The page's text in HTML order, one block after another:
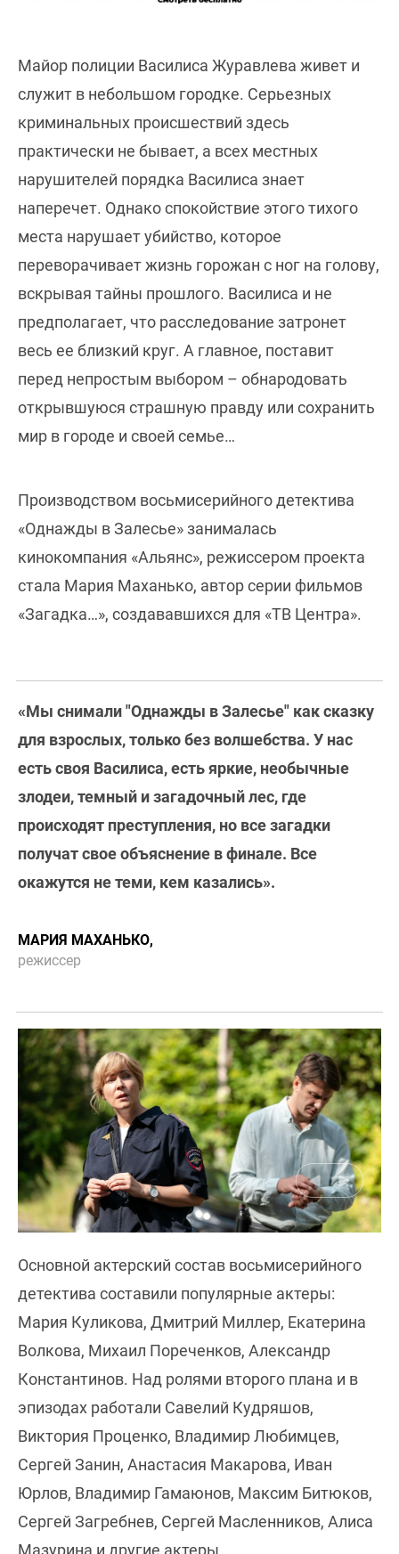
Майор полиции Василиса Журавлева живет и
служит в небольшом городке. Серьезных
криминальных происшествий здесь
практически не бывает, а всех местных
нарушителей порядка Василиса знает
наперечет. Однако спокойствие этого тихого
места нарушает убийство, которое
переворачивает жизнь горожан с ног на голову,
вскрывая тайны прошлого. Василиса и не
предполагает, что расследование затронет
весь ее близкий круг. А главное, поставит
перед непростым выбором – обнародовать
открывшуюся страшную правду или сохранить
мир в городе и своей семье…
Производством восьмисерийного детектива
«Однажды в Залесье» занималась
кинокомпания «Альянс», режиссером проекта
стала Мария Маханько, автор серии фильмов
«Загадка…», создававшихся для «ТВ Центра».
«Мы снимали "Однажды в Залесье" как сказку
для взрослых, только без волшебства. У нас
есть своя Василиса, есть яркие, необычные
злодеи, темный и загадочный лес, где
происходят преступления, но все загадки
получат свое объяснение в финале. Все
окажутся не теми, кем казались».
МАРИЯ МАХАНЬКО,
режиссер
Основной актерский состав восьмисерийного
детектива составили популярные актеры:
Мария Куликова, Дмитрий Миллер, Екатерина
Волкова, Михаил Пореченков, Александр
Константинов. Над ролями второго плана и в
эпизодах работали Савелий Кудряшов,
Виктория Проценко, Владимир Любимцев,
Сергей Занин, Анастасия Макарова, Иван
Юрлов, Владимир Гамаюнов, Максим Битюков,
Сергей Загребнев, Сергей Масленников, Алиса
Мазурина и другие актеры.